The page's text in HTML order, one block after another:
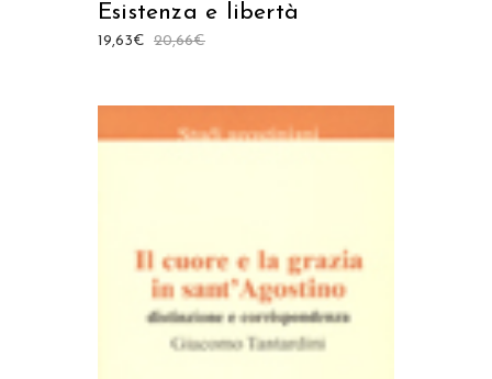
Esistenza e libertà
20,66€
19,63€
AGGIUNGI AL CARRELLO